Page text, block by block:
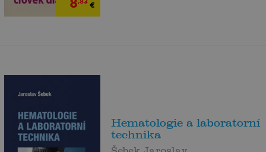
€
Hematologie a laboratorní
technika
Šebek Jaroslav